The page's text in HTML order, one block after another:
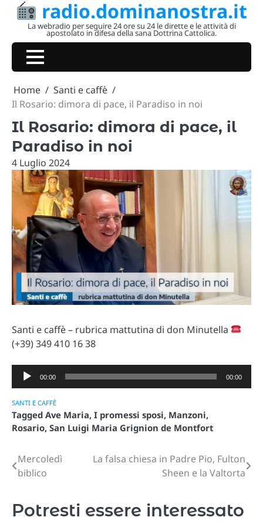
Skip
radio.dominanostra.it
La webradio per seguire 24 ore su 24 le dirette e le attività di
apostolato in difesa della sana Dottrina Cattolica.
Home
Santi e caffè
Il Rosario: dimora di pace, il Paradiso in noi
Il Rosario: dimora di pace, il
Paradiso in noi
4 Luglio 2024
Santi e caffè – rubrica mattutina di don Minutella
(+39) 349 410 16 38
Audio
Player
00:00 00:00
SANTI E CAFFÈ
Tagged Ave Maria, I promessi sposi, Manzoni,
Rosario, San Luigi Maria Grignion de Montfort
Navigazione
Mercoledì
biblico
La falsa chiesa in Padre Pio, Fulton
Sheen e la Valtorta
Potresti essere interessato